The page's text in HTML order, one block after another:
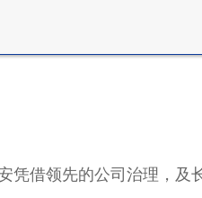
凭借领先的公司治理，及